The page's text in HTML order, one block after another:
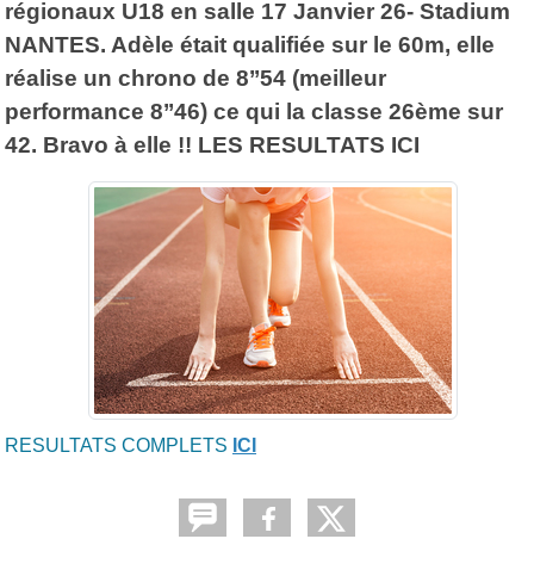
régionaux U18 en salle 17 Janvier 26- Stadium
NANTES. Adèle était qualifiée sur le 60m, elle
réalise un chrono de 8’’54 (meilleur
performance 8’’46) ce qui la classe 26ème sur
42. Bravo à elle !! LES RESULTATS ICI
RESULTATS COMPLETS ICI